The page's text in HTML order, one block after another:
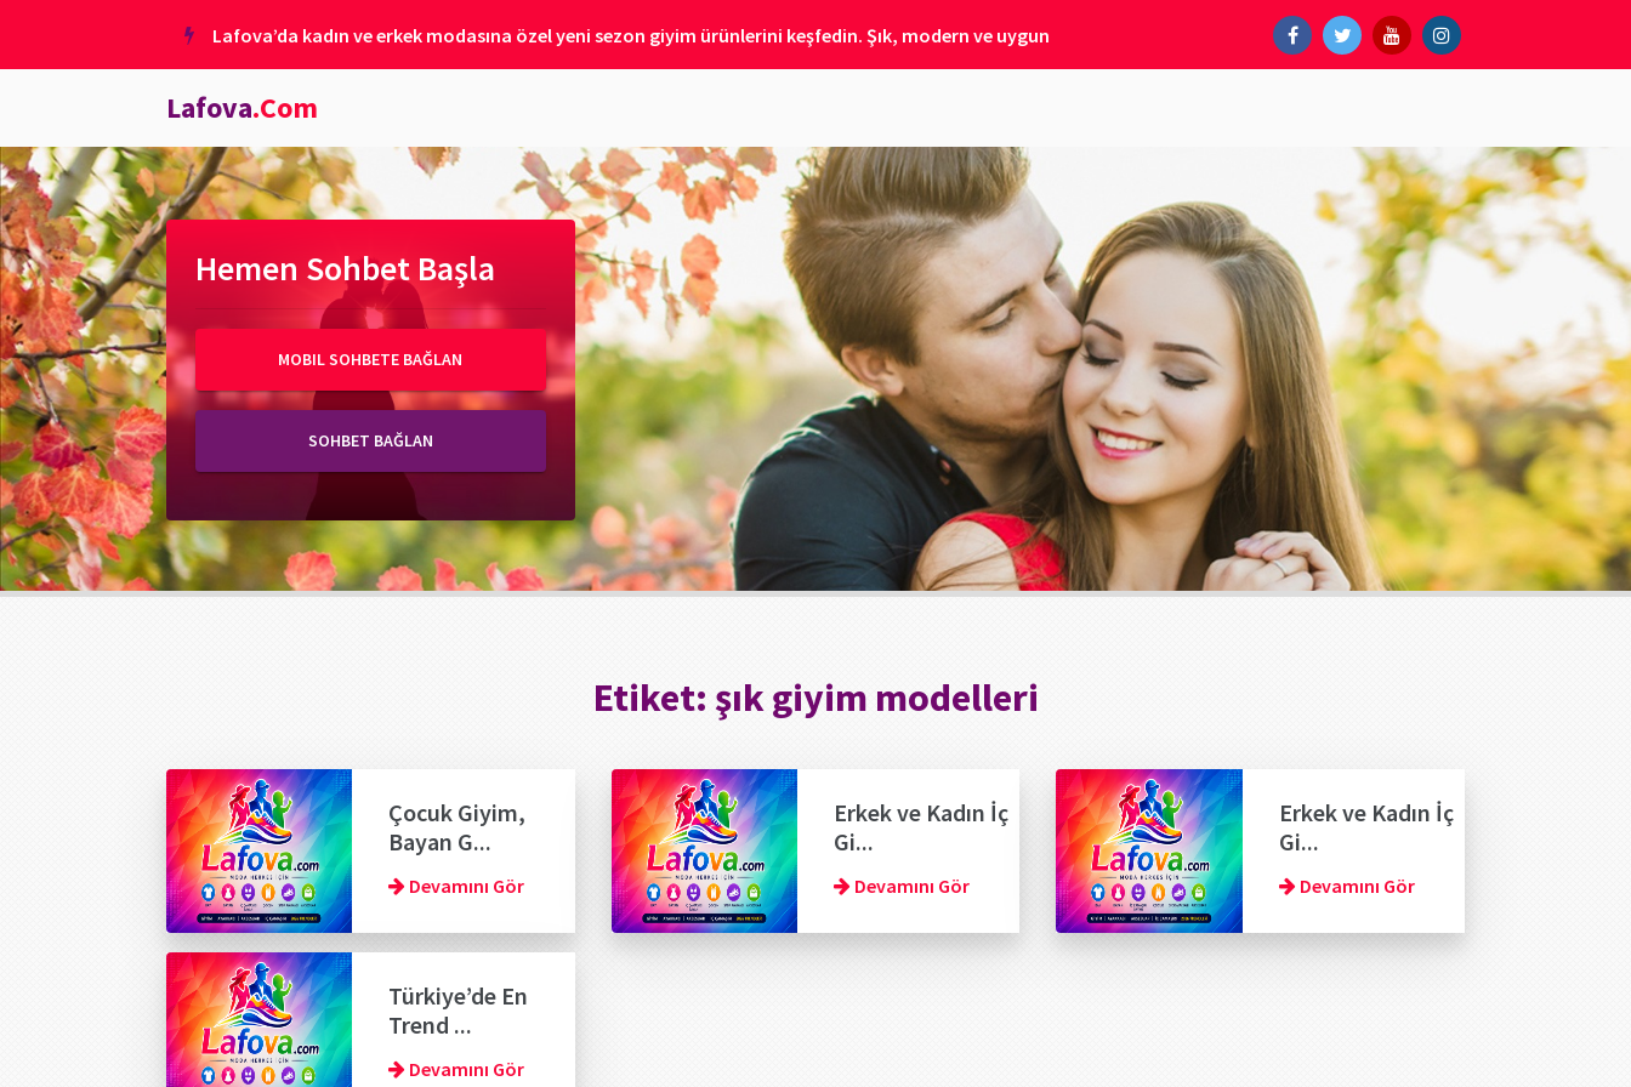
Lafova’da kadın ve erkek modasına özel yeni sezon giyim ürünlerini keşfedin. Şık, modern ve uygun
Lafova.Com
Hemen Sohbet Başla
MOBIL SOHBETE BAĞLAN
SOHBET BAĞLAN
Etiket: şık giyim modelleri
Çocuk Giyim,
Bayan G...
Devamını Gör
Erkek ve Kadın İç
Gi...
Devamını Gör
Erkek ve Kadın İç
Gi...
Devamını Gör
Türkiye’de En
Trend ...
Devamını Gör